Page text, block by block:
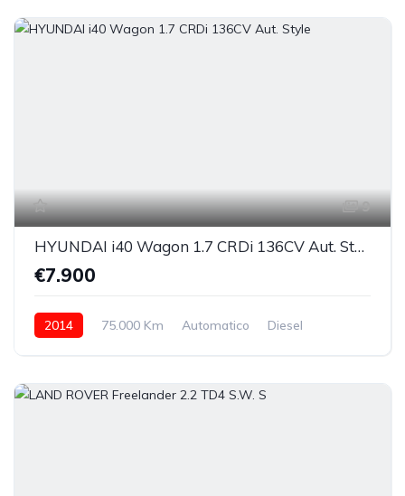
9
HYUNDAI i40 Wagon 1.7 CRDi 136CV Aut. Style
€7.900
2014 75.000 Km Automatico
Diesel